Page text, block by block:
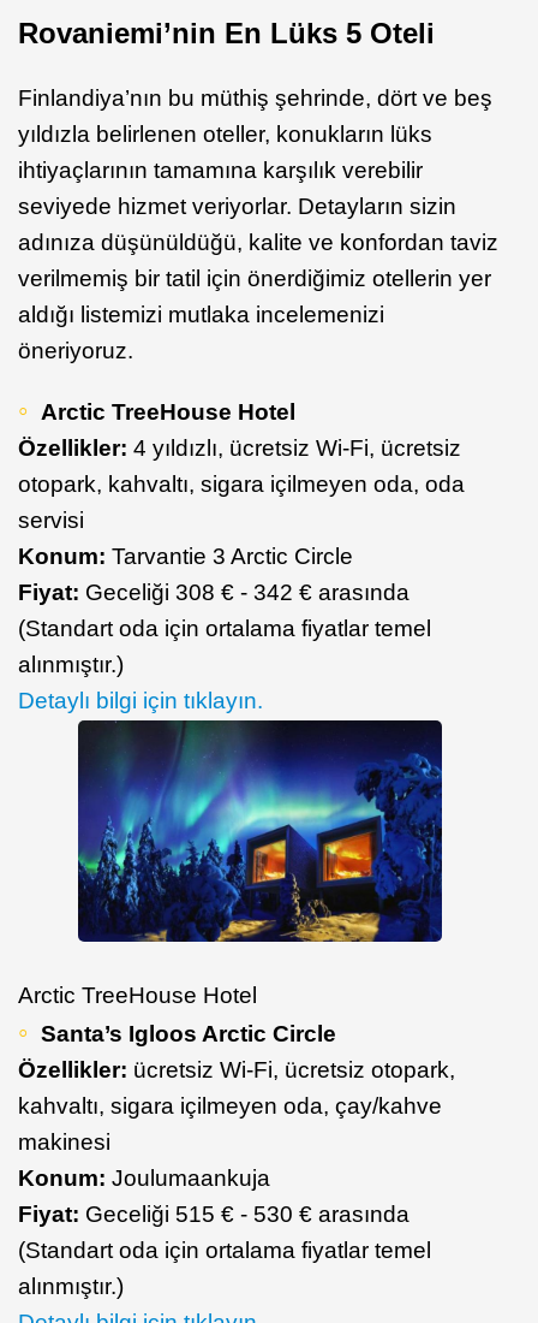
Rovaniemi’nin En Lüks 5 Oteli
Finlandiya’nın bu müthiş şehrinde, dört ve beş
yıldızla belirlenen oteller, konukların lüks
ihtiyaçlarının tamamına karşılık verebilir
seviyede hizmet veriyorlar. Detayların sizin
adınıza düşünüldüğü, kalite ve konfordan taviz
verilmemiş bir tatil için önerdiğimiz otellerin yer
aldığı listemizi mutlaka incelemenizi
öneriyoruz.
Arctic TreeHouse Hotel
Özellikler: 4 yıldızlı, ücretsiz Wi-Fi, ücretsiz
otopark, kahvaltı, sigara içilmeyen oda, oda
servisi
Konum: Tarvantie 3 Arctic Circle
Fiyat: Geceliği 308 € - 342 € arasında
(Standart oda için ortalama fiyatlar temel
alınmıştır.)
Detaylı bilgi için tıklayın.
Arctic TreeHouse Hotel
Santa’s Igloos Arctic Circle
Özellikler: ücretsiz Wi-Fi, ücretsiz otopark,
kahvaltı, sigara içilmeyen oda, çay/kahve
makinesi
Konum: Joulumaankuja
Fiyat: Geceliği 515 € - 530 € arasında
(Standart oda için ortalama fiyatlar temel
alınmıştır.)